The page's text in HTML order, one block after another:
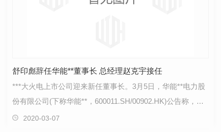
舒印彪辞任华能**董事长 总经理赵克宇接任
***大火电上市公司迎来新任董事长。3月5日，华能**电力股
份有限公司(下称华能**，600011.SH/00902.HK)公告称，公
司现任董事长、董事舒印彪因工作需要，于近日提交…
2020-03-07